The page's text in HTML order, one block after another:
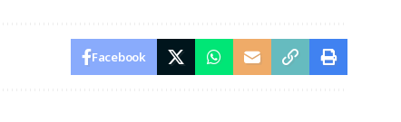
Facebook